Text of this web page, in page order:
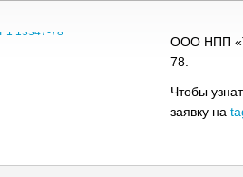
ООО НПП
78.
Чтобы
заявку на